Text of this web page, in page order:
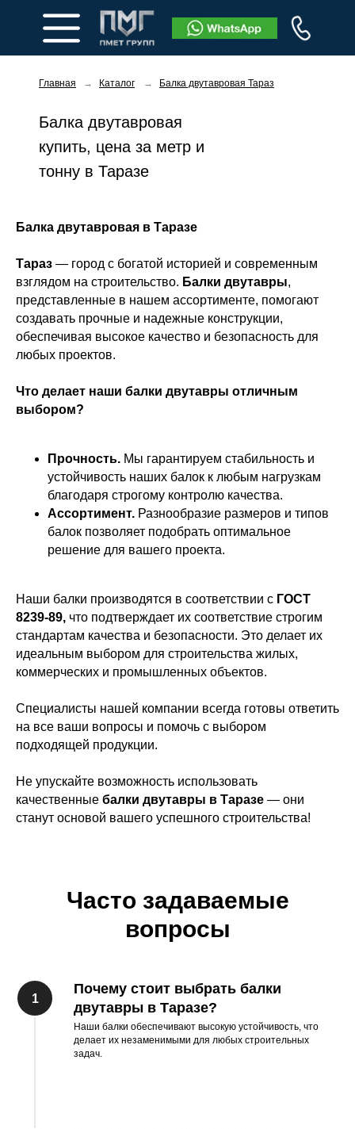
Главная Каталог
→ Балка двутавровая Тараз
→
Балка двутавровая
купить, цена за метр и
тонну в Таразе
Балка двутавровая в Таразе
Тараз — город с богатой историей и современным
взглядом на строительство. Балки двутавры,
представленные в нашем ассортименте, помогают
создавать прочные и надежные конструкции,
обеспечивая высокое качество и безопасность для
любых проектов.
Что делает наши балки двутавры отличным
выбором?
Прочность. Мы гарантируем стабильность и
устойчивость наших балок к любым нагрузкам
благодаря строгому контролю качества.
Ассортимент. Разнообразие размеров и типов
балок позволяет подобрать оптимальное
решение для вашего проекта.
Наши балки производятся в соответствии с ГОСТ
8239-89, что подтверждает их соответствие строгим
стандартам качества и безопасности. Это делает их
идеальным выбором для строительства жилых,
коммерческих и промышленных объектов.
Специалисты нашей компании всегда готовы ответить
на все ваши вопросы и помочь с выбором
подходящей продукции.
Не упускайте возможность использовать
качественные балки двутавры в Таразе — они
станут основой вашего успешного строительства!
Часто задаваемые
вопросы
Почему стоит выбрать балки
двутавры в Таразе?
Наши балки обеспечивают высокую устойчивость, что
делает их незаменимыми для любых строительных
задач.